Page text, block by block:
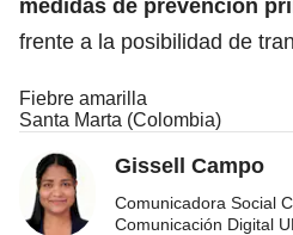
medidas de prevención
frente a la posibilidad de
Fiebre amarilla
Santa Marta (Colombia)
Gissell Campo
Comunicadora Social
Comunicación Digital